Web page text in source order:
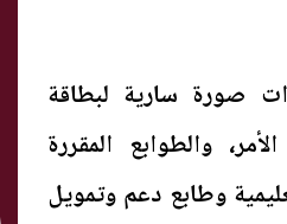
صورة سارية لبطاقة
والطوابع المقررة
وطابع دعم وتمويل